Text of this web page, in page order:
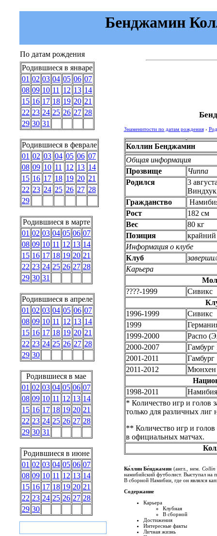
Бенджамин
По датам рождения
Родившиеся в январе
01 02 03 04 05 06 07
08 09 10 11 12 13 14
15 16 17 18 19 20 21
22 23 24 25 26 27 28
29 30 31
Родившиеся в феврале
01 02 03 04 05 06 07
08 09 10 11 12 13 14
15 16 17 18 19 20 21
22 23 24 25 26 27 28
29
Родившиеся в марте
01 02 03 04 05 06 07
08 09 10 11 12 13 14
15 16 17 18 19 20 21
22 23 24 25 26 27 28
29 30 31
Родившиеся в апреле
01 02 03 04 05 06 07
08 09 10 11 12 13 14
15 16 17 18 19 20 21
22 23 24 25 26 27 28
29 30
Родившиеся в мае
01 02 03 04 05 06 07
08 09 10 11 12 13 14
15 16 17 18 19 20 21
22 23 24 25 26 27 28
29 30 31
Родившиеся в июне
01 02 03 04 05 06 07
08 09 10 11 12 13 14
15 16 17 18 19 20 21
22 23 24 25 26 27 28
29 30
Знаменитости по датам рождения›
Коллин Бенджамин
Общая информация
Прозвище
Чиппа
Родился
3
Гражданство
Рост
182 см
Вес
80 кг
Позиция
Информация о клубе
Клуб
Карьера
????-1999
Сивикс
1996-1999
Сивикс
1999
1999-2000
Распо
2000-2007
Гамбург
2001-2011
Гамбург
2011-2012
Мюнхен
1998-2011
Намибия
* Количество игр и голов
только для различных
** Количество игр и
в официальных матчах.
Ко́ллин Бе́нджамин (англ., нем. Collin
намибийский футболист. Выступал на
В сборной Намибии, где он являлся
Содержание
Карьера
Клубная
В сборной
Достижения
Интересные факты
Личная жизнь